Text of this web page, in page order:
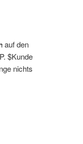
auf den
$Kunde
nichts